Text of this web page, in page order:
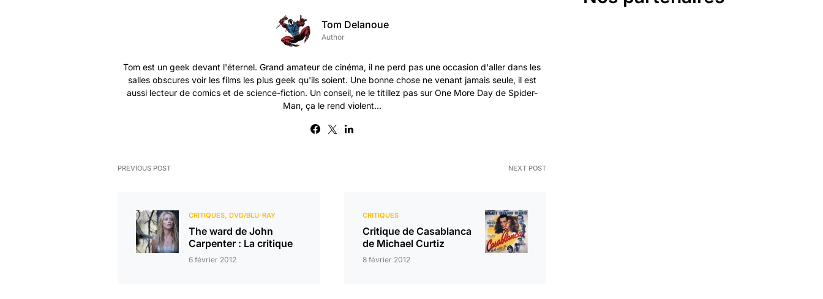
Tom Delanoue
Author
Tom est un geek devant l'éternel. Grand amateur de cinéma, il ne perd pas une occasion d'aller dans les
salles obscures voir les films les plus geek qu'ils soient. Une bonne chose ne venant jamais seule, il est
aussi lecteur de comics et de science-fiction. Un conseil, ne le titillez pas sur One More Day de Spider-
Man, ça le rend violent...
PREVIOUS POST
CRITIQUES DVD/BLU-RAY
The ward de John
Carpenter : La critique
6 février 2012
NEXT POST
CRITIQUES
Critique de Casablanca
de Michael Curtiz
8 février 2012